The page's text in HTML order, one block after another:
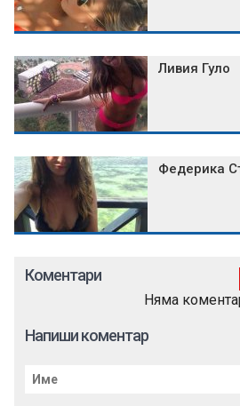
Ливия Гуло
Федерика
Коментари
Няма
Напиши коментар